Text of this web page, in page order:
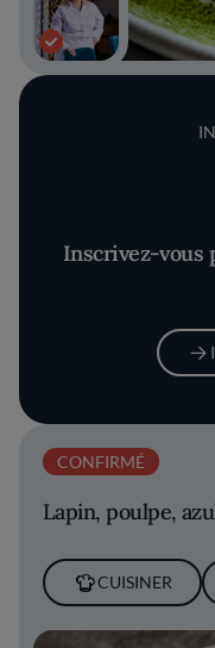
Inscrivez-vous
CONFIRMÉ
Lapin, poulpe,
CUISINER